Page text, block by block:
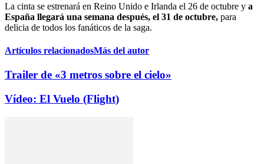
La cinta se estrenará en Reino Unido e Irlanda el 26 de octubre y a
España llegará una semana después, el 31 de octubre, para
delicia de todos los fanáticos de la saga.
Artículos relacionadosMás del autor
Trailer de «3 metros sobre el cielo»
Vídeo: El Vuelo (Flight)